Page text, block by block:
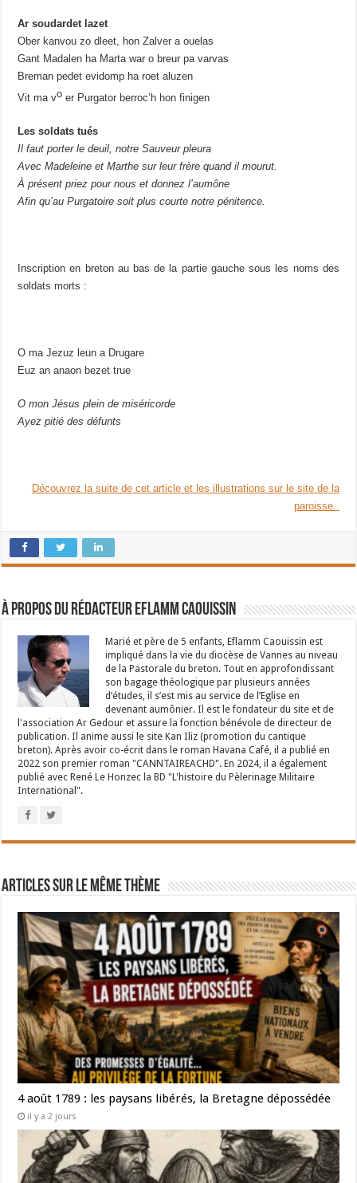
Ar soudardet lazet
Ober kanvou zo dleet, hon Zalver a ouelas
Gant Madalen ha Marta war o breur pa varvas
Breman pedet evidomp ha roet aluzen
Vit ma vo er Purgator berroc’h hon finigen
Les soldats tués
Il faut porter le deuil, notre Sauveur pleura
Avec Madeleine et Marthe sur leur frère quand il mourut.
À présent priez pour nous et donnez l’aumône
Afin qu’au Purgatoire soit plus courte notre pénitence.
Inscription en breton au bas de la partie gauche sous les noms des
soldats morts :
O ma Jezuz leun a Drugare
Euz an anaon bezet true
O mon Jésus plein de miséricorde
Ayez pitié des défunts
Découvrez la suite de cet article et les illustrations sur le site de la
paroisse.
À propos du rédacteur Eflamm Caouissin
Marié et père de 5 enfants, Eflamm Caouissin est
impliqué dans la vie du diocèse de Vannes au niveau
de la Pastorale du breton. Tout en approfondissant
son bagage théologique par plusieurs années
d’études, il s’est mis au service de l’Eglise en
devenant aumônier. Il est le fondateur du site et de
l'association Ar Gedour et assure la fonction bénévole de directeur de
publication. Il anime aussi le site Kan Iliz (promotion du cantique
breton). Après avoir co-écrit dans le roman Havana Café, il a publié en
2022 son premier roman "CANNTAIREACHD". En 2024, il a également
publié avec René Le Honzec la BD "L'histoire du Pèlerinage Militaire
International".
Articles sur le même thème
4 août 1789 : les paysans libérés, la Bretagne dépossédée
il y a 2 jours